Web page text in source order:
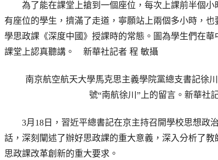
為了能在課堂上搶到一個座位，每次上課前半個小
有座位的學生，擠滿了走道，寧願站上兩個多小時，
學思政課《深度中國》授課時的常態。圖為學生們在
課堂上認真聽講。 新華社記者 程 敏攝
南京航空航天大學馬克思主義學院黨總支書記徐川
號“南航徐川”上的留言。新華社
3月18日，習近平總書記在京主持召開學校思想政
話，深刻闡述了辦好思政課的重大意義，深入分析了
思政課改革創新的重大要求。